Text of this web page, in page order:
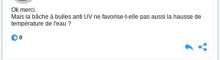
Ok merci.
Mais la bâche à bulles anti UV ne favorise-t-elle pas aussi la hausse de
température de l'eau ?
0